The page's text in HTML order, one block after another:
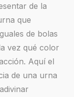
de la
que
de bolas
vez qué color
Aquí el
de una urna